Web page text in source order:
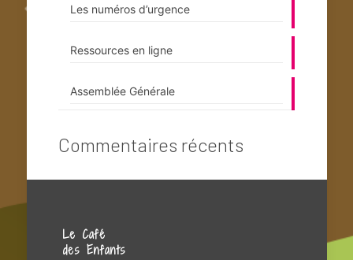
Les numéros d’urgence
Ressources en ligne
Assemblée Générale
Commentaires récents
Le Café
des Enfants